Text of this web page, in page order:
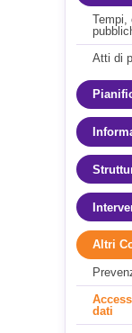
Tempi,
Atti di
Altri
dati